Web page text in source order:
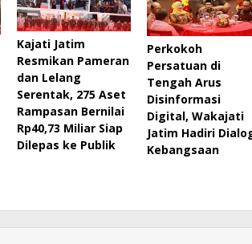
Kajati Jatim
Resmikan Pameran
dan Lelang
Serentak, 275 Aset
Rampasan Bernilai
Rp40,73 Miliar Siap
Dilepas ke Publik
Perkokoh
Persatuan di
Tengah Arus
Disinformasi
Digital, Wakajati
Jatim Hadiri
Kebangsaan